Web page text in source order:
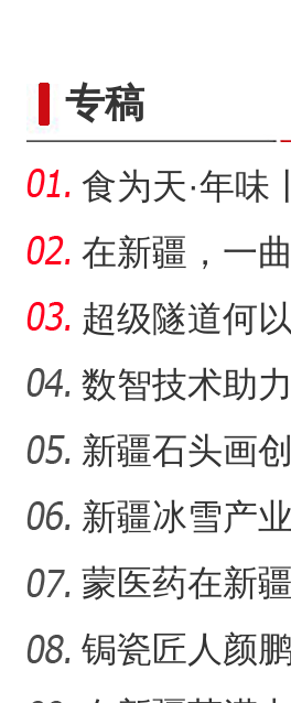
侨乡故事 |
专稿
食为天·年味
疆春节餐桌
在新疆，一
扬？
超级隧道何
数智技术助
走“新”路
新疆石头画
一画乐在其中
新疆冰雪产
行？
蒙医药在新
锔瓷匠人颜